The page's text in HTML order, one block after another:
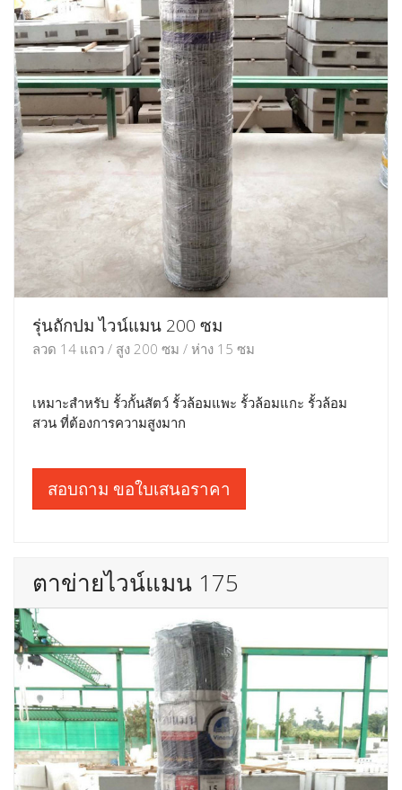
รุ่นถักปม ไวน์แมน 200 ซม
ลวด 14 แถว / สูง 200 ซม / ห่าง 15 ซม
เหมาะสำหรับ รั้วกั้นสัตว์ รั้วล้อมแพะ รั้วล้อมแกะ รั้วล้อม
สวน ที่ต้องการความสูงมาก
สอบถาม ขอใบเสนอราคา
ตาข่ายไวน์แมน 175